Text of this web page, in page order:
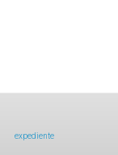
expediente